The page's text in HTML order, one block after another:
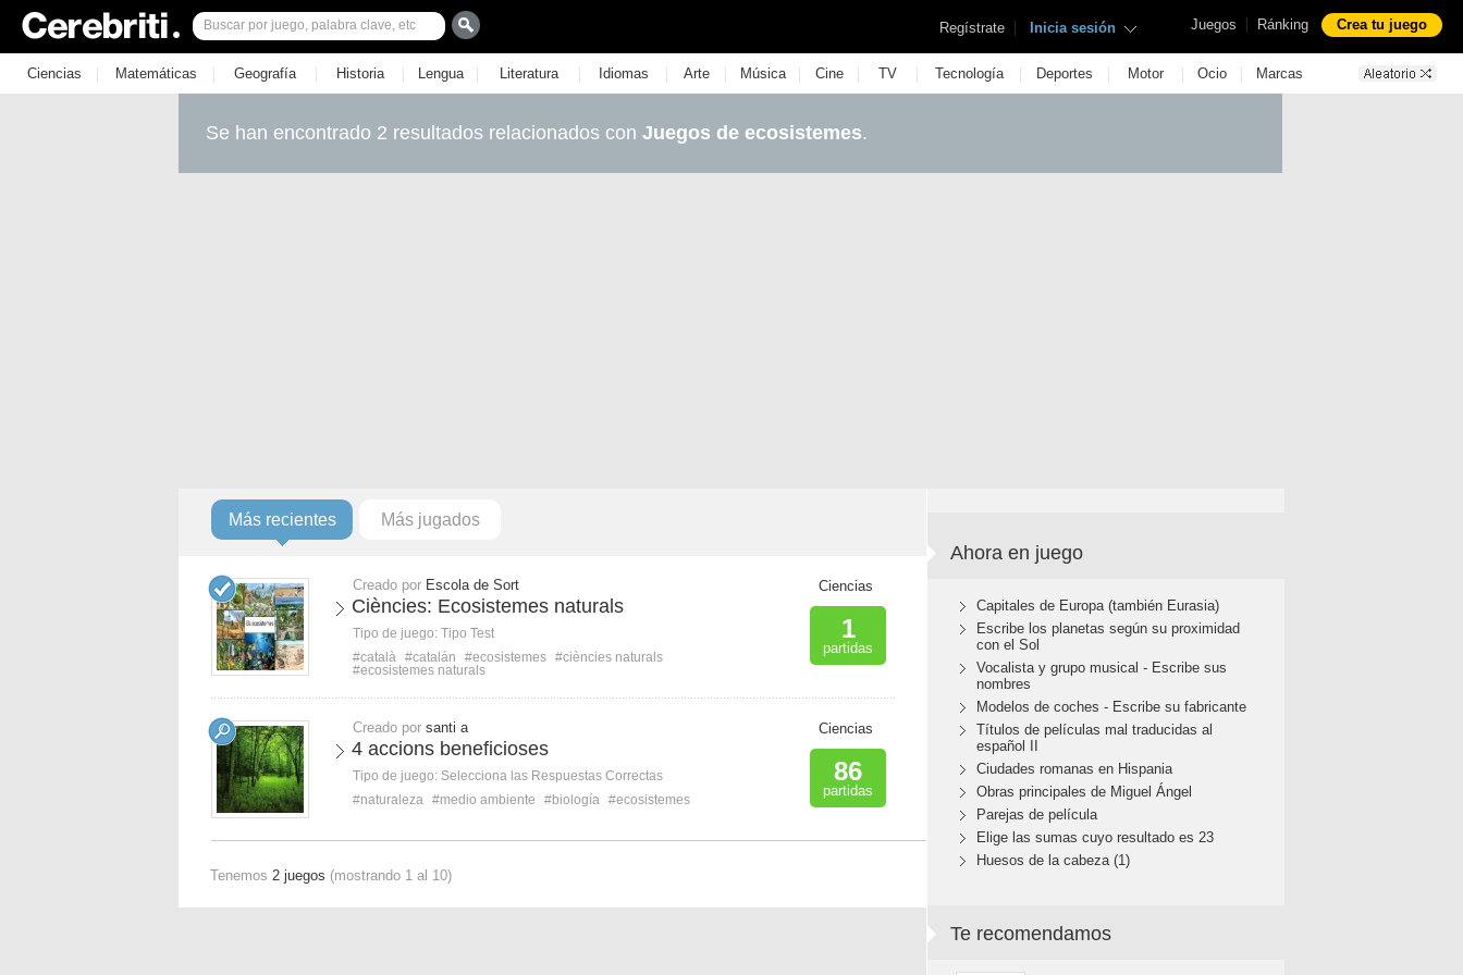
Juegos | Ránking Crea tu juego
Regístrate | Inicia sesión
Ciencias | Matemáticas | Geografía | Historia | Lengua | Literatura | Idiomas | Arte | Música | Cine | TV | Tecnología | Deportes | Motor | Ocio | Marcas
Se han encontrado 2 resultados relacionados con Juegos de ecosistemes.
Más recientes Más jugados
Creado por Escola de Sort
Ciències: Ecosistemes naturals
Tipo de juego: Tipo Test
#català #catalán #ecosistemes #ciències naturals
#ecosistemes naturals
Ciencias
1
partidas
Creado por santi a
4 accions beneficioses
Tipo de juego: Selecciona las Respuestas Correctas
#naturaleza #medio ambiente #biología #ecosistemes
Ciencias
86
partidas
Tenemos 2 juegos (mostrando 1 al 10)
Ahora en juego
Capitales de Europa (también Eurasia)
Escribe los planetas según su proximidad
con el Sol
Vocalista y grupo musical - Escribe sus
nombres
Modelos de coches - Escribe su fabricante
Títulos de películas mal traducidas al
español II
Ciudades romanas en Hispania
Obras principales de Miguel Ángel
Parejas de película
Elige las sumas cuyo resultado es 23
Huesos de la cabeza (1)
Te recomendamos